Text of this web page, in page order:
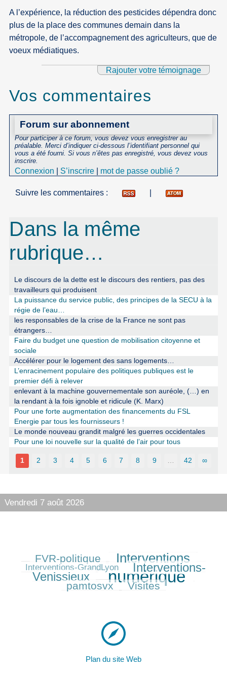
A l’expérience, la réduction des pesticides dépendra donc
plus de la place des communes demain dans la
métropole, de l’accompagnement des agriculteurs, que de
voeux médiatiques.
Rajouter votre témoignage
Vos commentaires
Forum sur abonnement
Pour participer à ce forum, vous devez vous enregistrer au
préalable. Merci d’indiquer ci-dessous l’identifiant personnel qui
vous a été fourni. Si vous n’êtes pas enregistré, vous devez vous
inscrire.
Connexion S’inscrire mot de passe oublié ?
Suivre les commentaires :
Dans la même
rubrique…
Le discours de la dette est le discours des rentiers, pas des
travailleurs qui produisent
La puissance du service public, des principes de la SECU à la
régie de l’eau…
les responsables de la crise de la France ne sont pas
étrangers…
Faire du budget une question de mobilisation citoyenne et
sociale
Accélérer pour le logement des sans logements…
L’enracinement populaire des politiques publiques est le
premier défi à relever
enlevant à la machine gouvernementale son auréole, (…) en
la rendant à la fois ignoble et ridicule (K. Marx)
Pour une forte augmentation des financements du FSL
Energie par tous les fournisseurs !
Le monde nouveau grandit malgré les guerres occidentales
Pour une loi nouvelle sur la qualité de l’air pour tous
1 2 3 4 5 6 7 8 9 42 ∞
Vendredi 7 août 2026
255/625FVR-politique
442/625 Interventions
Interventions-GrandLyon
375/625 Interventions-
Venissieux
625/625 numérique
240/625
pamtosvx Visites
Plan du site Web